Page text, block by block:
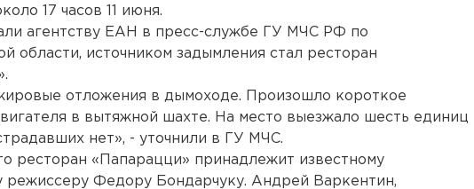
17 часов 11 июня.
агентству ЕАН в пресс-службе ГУ МЧС РФ по
области, источником задымления стал ресторан
отложения в дымоходе. Произошло короткое
в вытяжной шахте. На место выезжало шесть единиц
нет», - уточнили в ГУ МЧС.
ресторан «Папарацци» принадлежит известному
режиссеру Федору Бондарчуку. Андрей Варкентин,